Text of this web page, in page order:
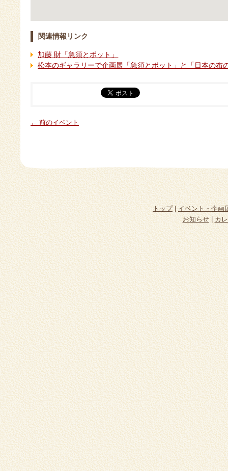
関連情報リンク
加藤 財「急須とポット」
松本のギャラリーで企画展「急須とポット」と「日本の布
← 前のイベント
トップ|イベント・企画
お知らせ| カ